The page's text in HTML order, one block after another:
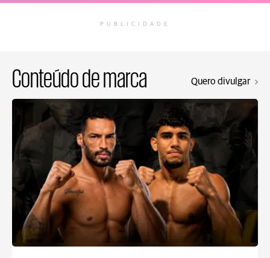
PUBLICIDADE
Conteúdo de marca Quero divulgar